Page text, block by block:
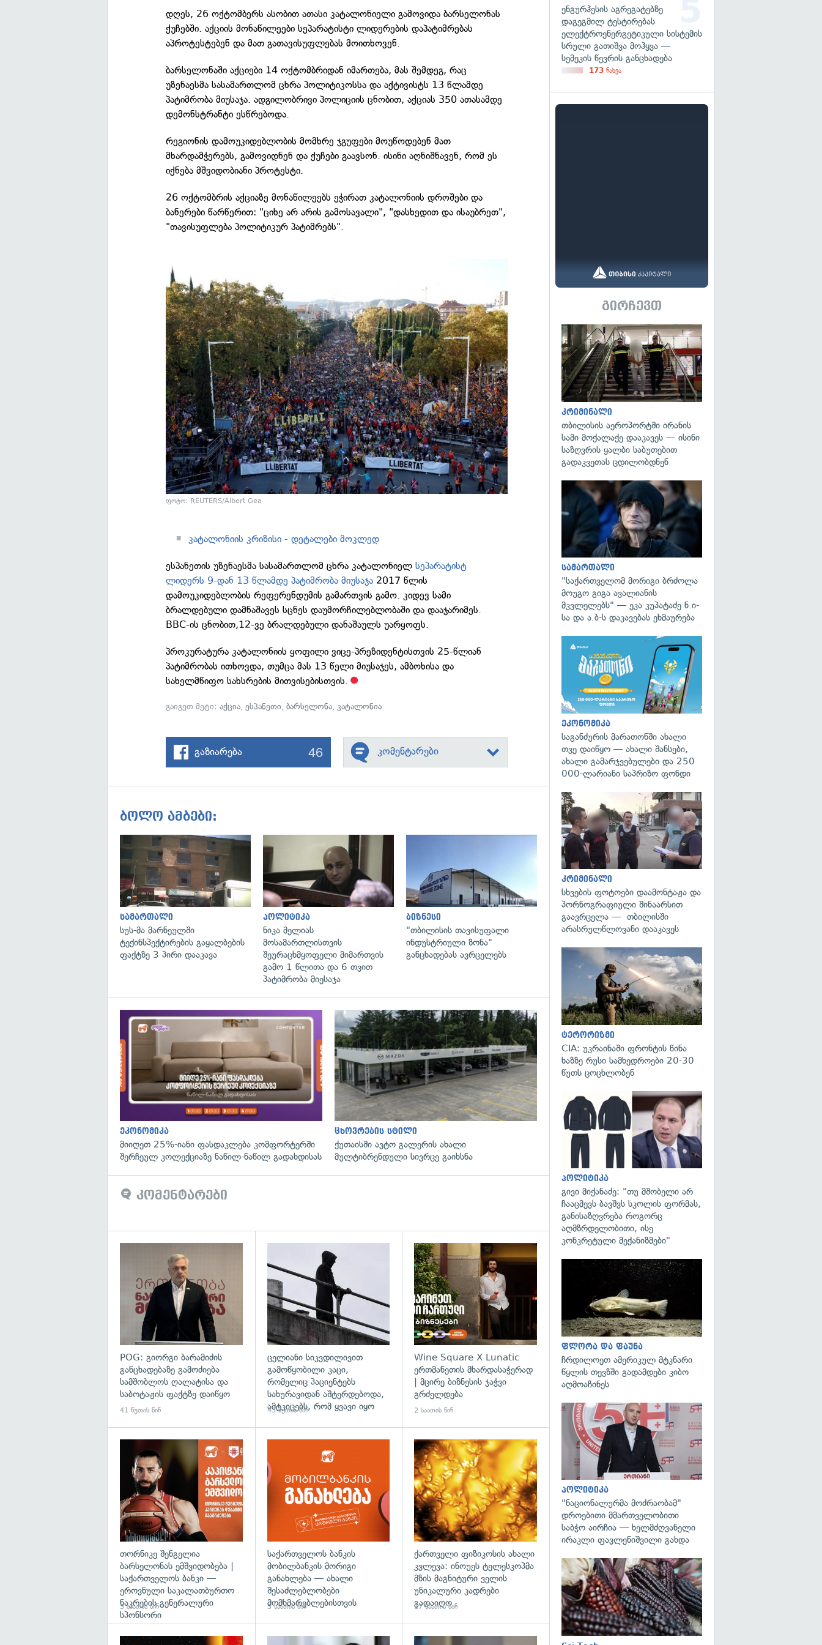
დღეს, 26 ოქტომბერს ასობით ათასი კატალონიელი გამოვიდა ბარსელონას
ქუჩებში. აქციის მონაწილეები სეპარატისტი ლიდერების დაპატიმრებას
აპროტესტებენ და მათ გათავისუფლებას მოითხოვენ.
ბარსელონაში აქციები 14 ოქტომბრიდან იმართება, მას შემდეგ, რაც
უზენაესმა სასამართლომ ცხრა პოლიტიკოსსა და აქტივისტს 13 წლამდე
პატიმრობა მიუსაჯა. ადგილობრივი პოლიციის ცნობით, აქციას 350 ათასამდე
დემონსტრანტი ესწრებოდა.
რეგიონის დამოუკიდებლობის მომხრე ჯგუფები მოუწოდებენ მათ
მხარდამჭერებს, გამოვიდნენ და ქუჩები გაავსონ. ისინი აღნიშნავენ, რომ ეს
იქნება მშვიდობიანი პროტესტი.
26 ოქტომბრის აქციაზე მონაწილეებს ეჭირათ კატალონიის დროშები და
ბანერები წარწერით: "ციხე არ არის გამოსავალი", "დასხედით და ისაუბრეთ",
"თავისუფლება პოლიტიკურ პატიმრებს".
ფოტო: REUTERS/Albert Gea
კატალონიის კრიზისი - დეტალები მოკლედ
ესპანეთის უზენაესმა სასამართლომ ცხრა კატალონიელსეპარატისტ
ლიდერს 9-დან 13 წლამდე პატიმრობა მიუსაჯა 2017 წლის
დამოუკიდებლობის რეფერენდუმის გამართვის გამო. კიდევ სამი
ბრალდებული დამნაშავეს სცნეს დაუმორჩილებლობაში და დააჯარიმეს.
BBC-ის ცნობით,12-ვე ბრალდებული დანაშაულს უარყოფს.
პროკურატურა კატალონიის ყოფილი ვიცე-პრეზიდენტისთვის 25-წლიან
პატიმრობას ითხოვდა, თუმცა მას 13 წელი მიუსაჯეს, ამბოხისა და
სახელმწიფო სახსრების მითვისებისთვის.
გაიგეთ მეტი:აქცია,ესპანეთი,ბარსელონა,კატალონია
გაზიარება 46 კომენტარები
ბოლო ამბები:
გადახედვა
სამართალი
სუს-მა მარნეულში
ტექინსპექტირების გაყალბების
ფაქტზე 3 პირი დააკავა
პოლიტიკა
ნიკა მელიას
მოსამართლისთვის
შეურაცხმყოფელი მიმართვის
გამო 1 წლითა და 6 თვით
პატიმრობა მიესაჯა
გადახედვა
ბიზნესი
"თბილისის თავისუფალი
ინდუსტრიული ზონა"
განცხადებას ავრცელებს
ეკონომიკა
მიიღეთ 25%-იანი ფასდაკლება კომფორტერში
შერჩეულ კოლექციაზე ნაწილ-ნაწილ გადახდისას
ცხოვრების სტილი
ქუთაისში ავტო გალერის ახალი
მულტიბრენდული სივრცე გაიხსნა
კომენტარები
POG: გიორგი ბარამიძის
განცხადებაზე გამოძიება
სამშობლოს ღალატისა და
საბოტაჟის ფაქტზე დაიწყო
41 წუთის წინ
გადახედვა
ცელიანი სიკვდილივით
გამოწყობილი კაცი,
რომელიც პაციენტებს
სახურავიდან აშტერდებოდა,
ამტკიცებს, რომ ყვავი იყო
43 წუთის წინ
Wine Square X Lunatic
ერთმანეთის მხარდასაჭერად
| მცირე ბიზნესის ჯაჭვი
გრძელდება
2 საათის წინ
თორნიკე შენგელია
ბარსელონას ემშვიდობება |
საქართველოს ბანკი —
ეროვნული საკალათბურთო
ნაკრების გენერალური
სპონსორი
3 საათის წინ
საქართველოს ბანკის
მობილბანკის მორიგი
განახლება — ახალი
შესაძლებლობები
მომხმარებლებისთვის
3 საათის წინ
გადახედვა
ქართველი ფიზიკოსის ახალი
კვლევა: ინოუეს ტელესკოპმა
მზის მაგნიტური ველის
უნიკალური კადრები
გადაიღო
17 საათის წინ
ენგურჰესის აგრეგატებზე
დაგეგმილ ტესტირებას
ელექტროენერგეტიკული სისტემის
სრული გათიშვა მოჰყვა —
სემეკის წევრის განცხადება
173 ნახვა
გირჩევთ
კრიმინალი
თბილისის აეროპორტში ირანის
სამი მოქალაქე დააკავეს — ისინი
საზღვრის ყალბი საბუთებით
გადაკვეთას ცდილობდნენ
სამართალი
"საქართველომ მორიგი ბრძოლა
მოუგო გიგა ავალიანის
მკვლელებს" — ეკა კუპატაძე ნ.ი-
სა და ა.ბ-ს დაკავებას ეხმაურება
ეკონომიკა
საგანძურის მარათონში ახალი
თვე დაიწყო — ახალი შანსები,
ახალი გამარჯვებულები და 250
000-ლარიანი საპრიზო ფონდი
კრიმინალი
სხვების ფოტოები დაამონტაჟა და
პორნოგრაფიული შინაარსით
გაავრცელა — თბილისში
არასრულწლოვანი დააკავეს
ტერორიზმი
CIA: უკრაინაში ფრონტის წინა
ხაზზე რუსი სამხედროები 20-30
წუთს ცოცხლობენ
პოლიტიკა
გივი მიქანაძე: "თუ მშობელი არ
ჩააცმევს ბავშვს სკოლის ფორმას,
განისაზღვრება როგორც
აღმზრდელობითი, ისე
კონკრეტული მექანიზმები"
ფლორა და ფაუნა
ჩრდილოეთ ამერიკულ მტკნარი
წყლის თევზში გადამდები კიბო
აღმოაჩინეს
პოლიტიკა
"ნაციონალურმა მოძრაობამ"
დროებითი მმართველობითი
საბჭო აირჩია — ხელმძღვანელი
ირაკლი ფავლენიშვილი გახდა